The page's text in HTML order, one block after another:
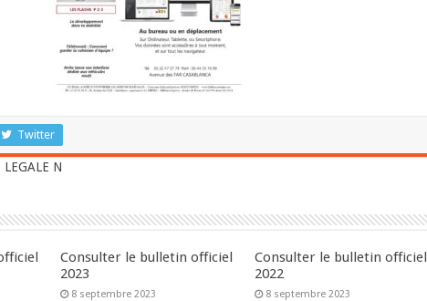
Twitter
LEGALE N
Consulter le bulletin officiel
2023
8 septembre 2023
Consulter le bulletin officiel
2022
8 septembre 2023